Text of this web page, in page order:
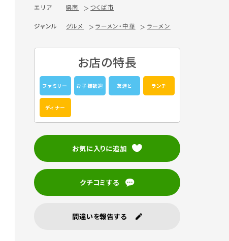
エリア 県南 つくば市
ジャンル グルメ ラーメン・中華 ラーメン
お店の特長
ファミリー お子様歓迎 友達と ランチ
ディナー
お気に入りに追加
クチコミする
間違いを報告する